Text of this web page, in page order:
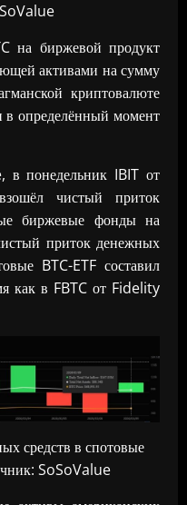
на биржевой продукт
активами на сумму
криптовалюте
в определённый момент
в понедельник IBIT от
чистый приток
биржевые фонды на
приток денежных
BTC-ETF составил
как в FBTC от Fidelity
средств в спотовые
SoSoValue